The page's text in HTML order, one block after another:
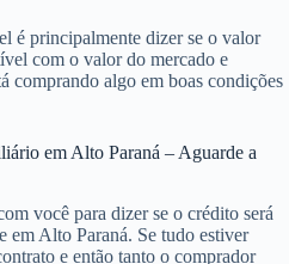
é principalmente dizer se o valor
com o valor do mercado e
comprando algo em boas condições
em Alto Paraná – Aguarde a
você para dizer se o crédito será
em Alto Paraná. Se tudo estiver
e então tanto o comprador